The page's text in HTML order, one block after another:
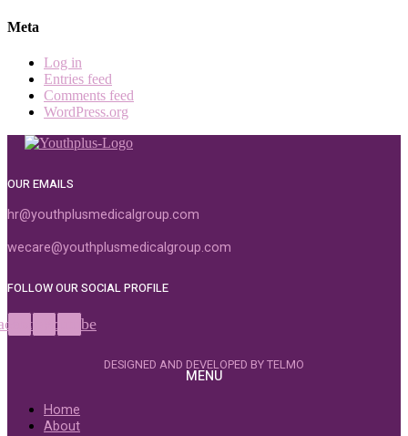
Meta
Log in
Entries feed
Comments feed
WordPress.org
OUR EMAILS
hr@youthplusmedicalgroup.com
wecare@youthplusmedicalgroup.com
FOLLOW OUR SOCIAL PROFILE
InstagramYoutube
DESIGNED AND DEVELOPED BY TELMO
MENU
Home
About